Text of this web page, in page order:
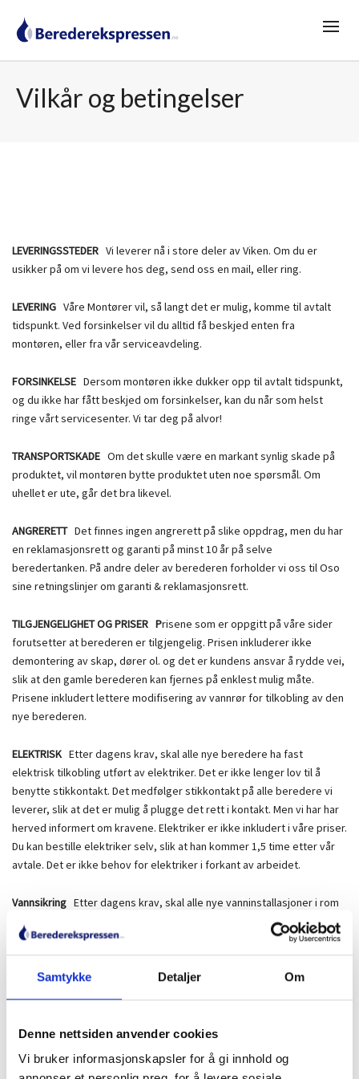
Samtykke Detaljer Om
Denne nettsiden anvender cookies
Vi bruker informasjonskapsler for å gi innhold og
Vilkår og betingelser
LEVERINGSSTEDER Vi leverer nå i store deler av Viken. Om du er
usikker på om vi levere hos deg, send oss en mail, eller ring.
LEVERING Våre Montører vil, så langt det er mulig, komme til avtalt
tidspunkt. Ved forsinkelser vil du alltid få beskjed enten fra
montøren, eller fra vår serviceavdeling.
FORSINKELSE Dersom montøren ikke dukker opp til avtalt tidspunkt,
og du ikke har fått beskjed om forsinkelser, kan du når som helst
ringe vårt servicesenter. Vi tar deg på alvor!
TRANSPORTSKADE Om det skulle være en markant synlig skade på
produktet, vil montøren bytte produktet uten noe spørsmål. Om
uhellet er ute, går det bra likevel.
ANGRERETT Det finnes ingen angrerett på slike oppdrag, men du har
en reklamasjonsrett og garanti på minst 10 år på selve
beredertanken. På andre deler av berederen forholder vi oss til Oso
sine retningslinjer om garanti & reklamasjonsrett.
TILGJENGELIGHET OG PRISER Prisene som er oppgitt på våre sider
forutsetter at berederen er tilgjengelig. Prisen inkluderer ikke
demontering av skap, dører ol. og det er kundens ansvar å rydde vei,
slik at den gamle berederen kan fjernes på enklest mulig måte.
Prisene inkludert lettere modifisering av vannrør for tilkobling av den
nye berederen.
ELEKTRISK Etter dagens krav, skal alle nye beredere ha fast
elektrisk tilkobling utført av elektriker. Det er ikke lenger lov til å
benytte stikkontakt. Det medfølger stikkontakt på alle beredere vi
leverer, slik at det er mulig å plugge det rett i kontakt. Men vi har har
herved informert om kravene. Elektriker er ikke inkludert i våre priser.
Du kan bestille elektriker selv, slik at han kommer 1,5 time etter vår
avtale. Det er ikke behov for elektriker i forkant av arbeidet.
Vannsikring Etter dagens krav, skal alle nye vanninstallasjoner i rom
uten sluk sikres med automatisk vannstoppeventil. ( Et sluk er det du
har i dusjen på badet ) Om det er behov for dette, finner du dette
produktet på hovedsiden. Vi har ikke lov til å utføre et berederbytte
uten dette, om det mangler sluk i rommet der berederen skal
omfattende jobb som kommer som et tillegg. Dette må i så fall
avtales i forkant av jobben så det kan avtales en pris og holdes av tid